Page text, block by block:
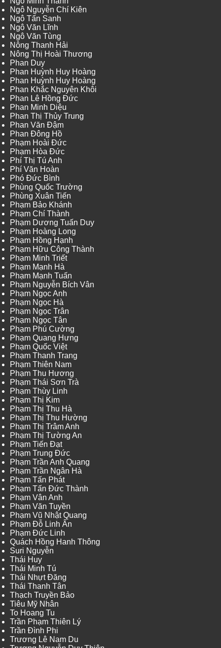
Ngô Nguyễn Chí Kiên
Ngô Tấn Sanh
Ngô Văn Lĩnh
Ngô Văn Tùng
Nông Thanh Hải
Nông Thị Hoài Thương
Phan Duy
Phan Huỳnh Huy Hoàng
Phan Huỳnh Huy Hoàng
Phan Khắc Nguyên Khôi
Phan Lê Hồng Đức
Phan Minh Diệu
Phan Thị Thủy Trung
Phan Văn Đậm
Phan Đông Hồ
Phạm Hoài Đức
Phạm Hòa Đức
Phí Thị Tú Anh
Phí Văn Hoàn
Phó Đức Bình
Phùng Quốc Trường
Phùng Xuân Tiến
Phạm Bảo Khánh
Phạm Chí Thành
Phạm Dương Tuấn Duy
Phạm Hoàng Long
Phạm Hồng Hạnh
Phạm Hữu Công Thành
Phạm Minh Triết
Phạm Mạnh Hà
Phạm Mạnh Tuấn
Phạm Nguyễn Bích Vân
Phạm Ngọc Anh
Phạm Ngọc Hà
Phạm Ngọc Trân
Phạm Ngọc Tân
Phạm Phú Cường
Phạm Quang Hưng
Phạm Quốc Việt
Phạm Thanh Trang
Phạm Thiên Nam
Phạm Thu Hương
Phạm Thái Sơn Trà
Phạm Thùy Linh
Phạm Thị Kim
Phạm Thị Thu Hà
Phạm Thị Thu Hường
Phạm Thị Trâm Anh
Phạm Thị Tường An
Phạm Tiến Đạt
Phạm Trung Đức
Phạm Trần Anh Quang
Phạm Trần Ngân Hà
Phạm Tấn Phát
Phạm Tấn Đức Thành
Phạm Vân Anh
Phạm Văn Tuyền
Phạm Vũ Nhật Quang
Phạm Đỗ Linh Ấn
Phạm Đức Linh
Quách Hồng Hanh Thông
Suri Nguyễn
Thái Huy
Thái Minh Tú
Thái Nhựt Đăng
Thái Thanh Tân
Thạch Truyền Bảo
Tiêu Mỹ Nhân
To Hoang Tu
Trần Phạm Thiên Lý
Trần Đình Phi
Trương Lê Nam Du